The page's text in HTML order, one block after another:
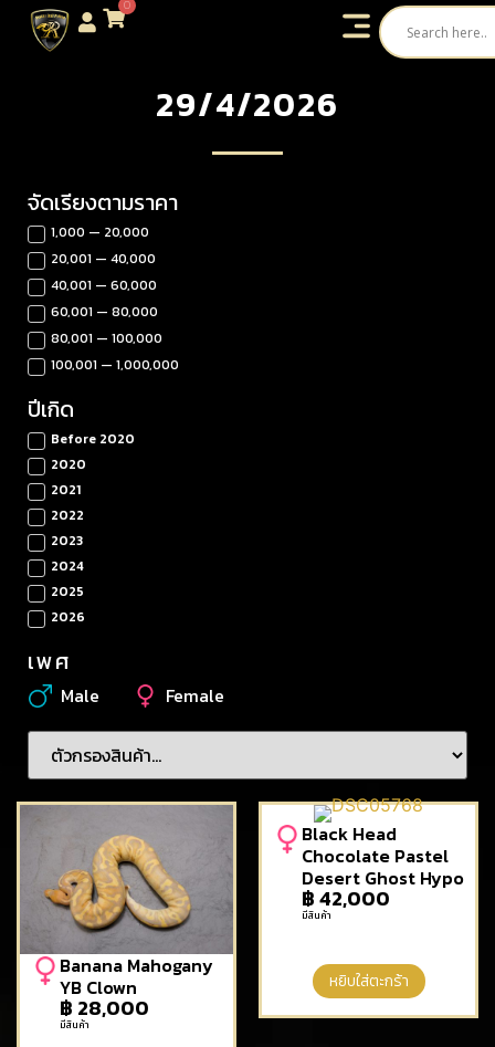
0
29/4/2026
จัดเรียงตามราคา
1,000 — 20,000
20,001 — 40,000
40,001 — 60,000
60,001 — 80,000
80,001 — 100,000
100,001 — 1,000,000
ปีเกิด
Before 2020
2020
2021
2022
2023
2024
2025
2026
เพศ
Male Female
Banana Mahogany
YB Clown
฿ 28,000
มีสินค้า
Black Head
Chocolate Pastel
Desert Ghost Hypo
฿42,000
มีสินค้า
หยิบใส่ตะกร้า